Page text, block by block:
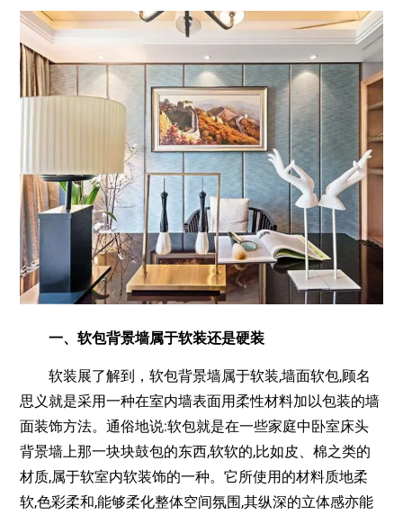
一、软包背景墙属于软装还是硬装
软装展了解到，软包背景墙属于软装,墙面软包,顾名
思义就是采用一种在室内墙表面用柔性材料加以包装的墙
面装饰方法。通俗地说:软包就是在一些家庭中卧室床头
背景墙上那一块块鼓包的东西,软软的,比如皮、棉之类的
材质,属于软室内软装饰的一种。它所使用的材料质地柔
软,色彩柔和,能够柔化整体空间氛围,其纵深的立体感亦能